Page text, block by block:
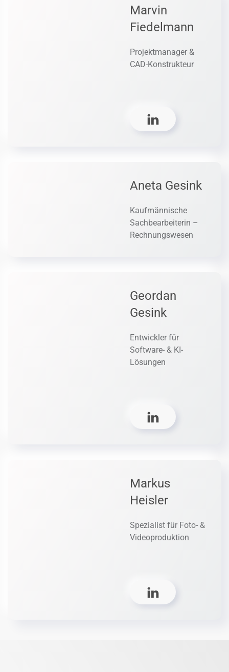
Marvin
Fiedelmann
Projektmanager &
CAD-Konstrukteur
Aneta Gesink
Kaufmännische
Sachbearbeiterin –
Rechnungswesen
Geordan
Gesink
Entwickler für
Software- & KI-
Lösungen
Markus
Heisler
Spezialist für Foto- &
Videoproduktion